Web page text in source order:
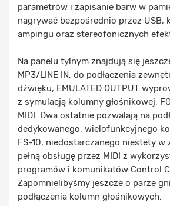
parametrów i zapisanie barw w
nagrywać bezpośrednio przez USB,
ampingu oraz stereofonicznych
Na panelu tylnym znajdują się
MP3/LINE IN, do podłączenia
dźwięku, EMULATED OUTPUT
z symulacją kolumny głośnikowej,
MIDI. Dwa ostatnie pozwalają na
dedykowanego, wielofunkcyjnego
FS-10, niedostarczanego niestety w
pełną obsługę przez MIDI z
programów i komunikatów Control
Zapomnielibyśmy jeszcze o parze
podłączenia kolumn głośnikowych.